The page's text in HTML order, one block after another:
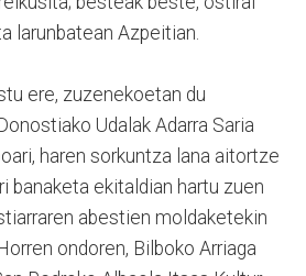
larunbatean Azpeitian.
ere, zuzenekoetan du
Udalak Adarra Saria
haren sorkuntza lana aitortze
banaketa ekitaldian hartu zuen
abestien moldaketekin
ondoren, Bilboko Arriaga